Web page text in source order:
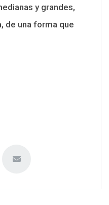
y grandes,
de una forma que